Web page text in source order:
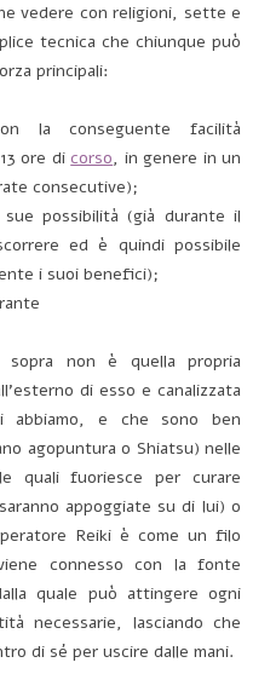
vedere con religioni, sette e
tecnica che chiunque può
principali:
la conseguente facilità
ore di corso, in genere in un
consecutive);
sue possibilità (già durante il
ed è quindi possibile
i suoi benefici);
non è quella propria
di esso e canalizzata
e che sono ben
agopuntura o Shiatsu) nelle
quali fuoriesce per curare
appoggiate su di lui) o
Reiki è come un filo
connesso con la fonte
quale può attingere ogni
necessarie, lasciando che
di sé per uscire dalle mani.